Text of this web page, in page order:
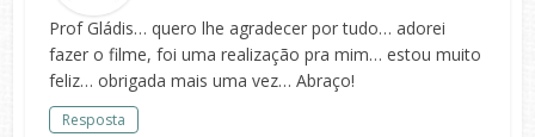
Prof Gládis… quero lhe agradecer por tudo… adorei
fazer o filme, foi uma realização pra mim… estou muito
feliz… obrigada mais uma vez… Abraço!
Resposta